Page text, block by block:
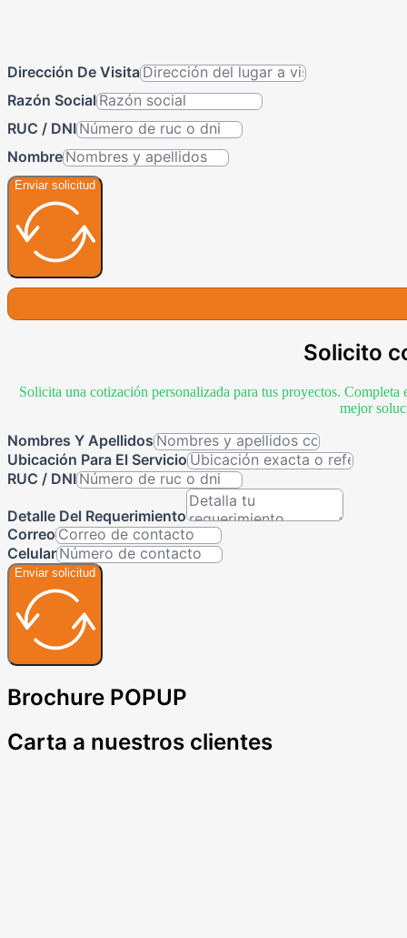
Dirección De Visita
Razón Social
RUC / DNI
Nombre
Enviar solicitud
Solicito
Solicita una cotización personalizada para tus proyectos.
mejor
Nombres Y Apellidos
Ubicación Para El Servicio
RUC / DNI
Detalle Del Requerimiento
Correo
Celular
Enviar solicitud
Brochure POPUP
Carta a nuestros clientes